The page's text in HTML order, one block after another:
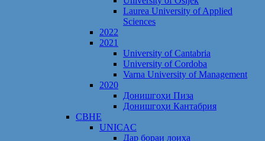
Laurea University of Applied
Sciences
2022
2021
University of Cantabria
University of Cordoba
Varna University of Management
2020
Донишгоҳи Пиза
Донишгоҳи Кантабрия
CBHE
UNICAC
Дар бораи лоиҳа